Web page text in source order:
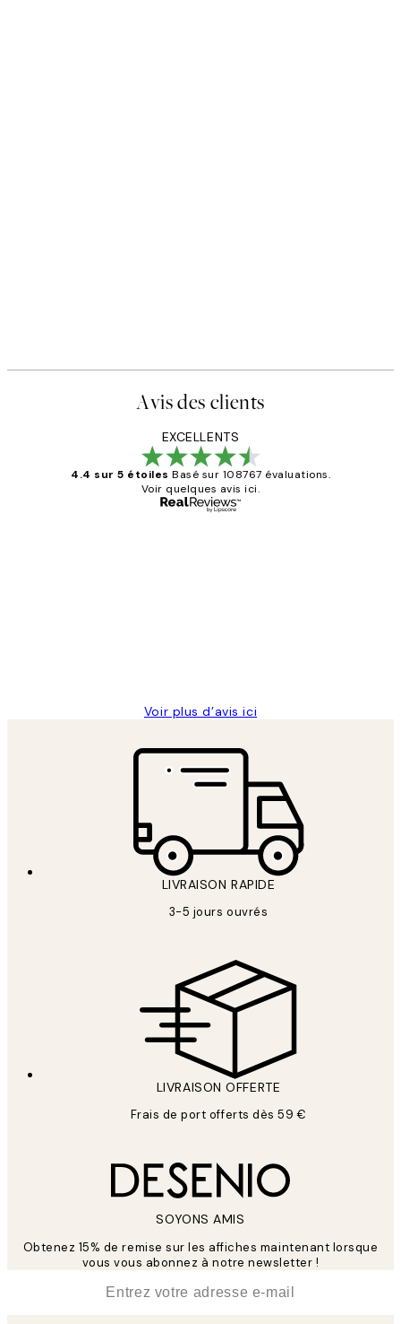
Avis des clients
EXCELLENTS
4.4 sur 5 étoiles Basé sur 108767 évaluations.
Voir quelques avis ici.
Voir plus d’avis ici
LIVRAISON RAPIDE
3-5 jours ouvrés
LIVRAISON OFFERTE
Frais de port offerts dès 59 €
SOYONS AMIS
Obtenez 15% de remise sur les affiches maintenant lorsque
vous vous abonnez à notre newsletter !